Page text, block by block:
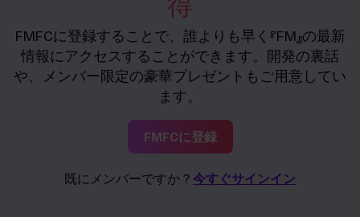
得
FMFCに登録することで、誰よりも早く『FM』の最新
情報にアクセスすることができます。開発の裏話
や、メンバー限定の豪華プレゼントもご用意してい
ます。
FMFCに登録
既にメンバーですか？ 今すぐサインイン